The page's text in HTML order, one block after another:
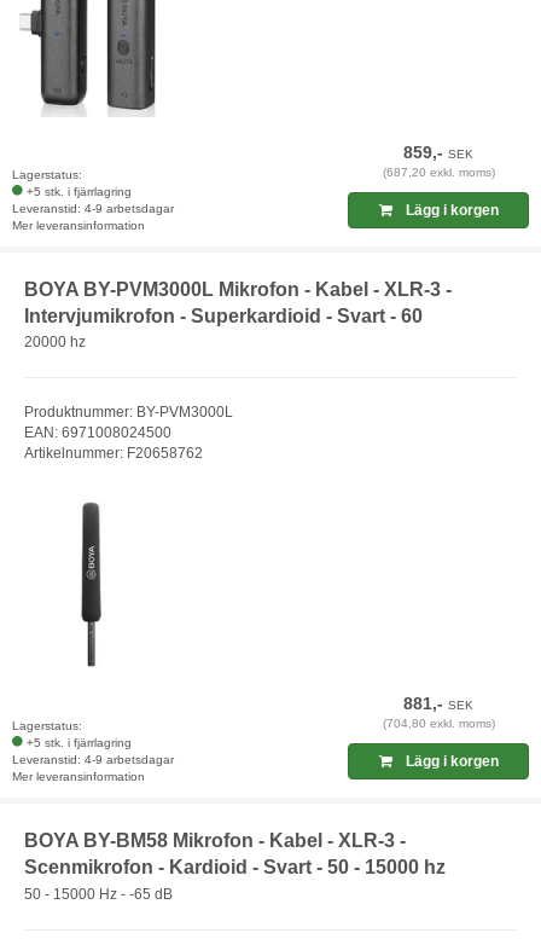
Lagerstatus:
+5 stk. i fjärrlagring
Leveranstid: 4-9 arbetsdagar
Mer leveransinformation
859,-SEK
(687,20 exkl. moms)
Lägg i korgen
BOYA BY-PVM3000L Mikrofon - Kabel - XLR-3 -
Intervjumikrofon - Superkardioid - Svart - 60
20000 hz
Produktnummer: BY-PVM3000L
EAN: 6971008024500
Artikelnummer: F20658762
Lagerstatus:
+5 stk. i fjärrlagring
Leveranstid: 4-9 arbetsdagar
Mer leveransinformation
881,-SEK
(704,80 exkl. moms)
Lägg i korgen
BOYA BY-BM58 Mikrofon - Kabel - XLR-3 -
Scenmikrofon - Kardioid - Svart - 50 - 15000 hz
50 - 15000 Hz - -65 dB